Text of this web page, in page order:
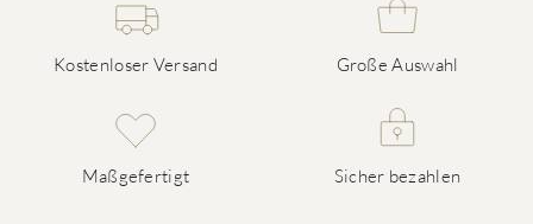
Kostenloser Versand Große Auswahl
Maßgefertigt Sicher bezahlen